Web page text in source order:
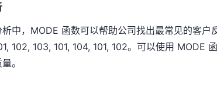
中，MODE 函数可以帮助公司找出最常见的客户
102, 103, 101, 104, 101, 102。可以使用 MODE
。